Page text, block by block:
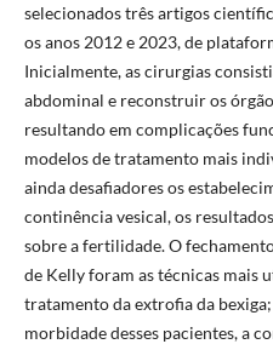
selecionados três artigos
os anos 2012 e 2023, de
Inicialmente, as cirurgias
abdominal e reconstruir os
resultando em complicações
modelos de tratamento mais
ainda desafiadores os
continência vesical, os
sobre a fertilidade. O
de Kelly foram as técnicas mais
tratamento da extrofia da
morbidade desses pacientes, a